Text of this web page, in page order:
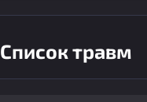
Список травм